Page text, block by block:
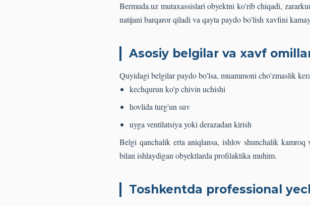
Bermuda.uz mutaxassislari obyektni ko'rib chiqadi,
natijani barqaror qiladi va qayta paydo bo'lish xavfini
Asosiy belgilar va xavf
Quyidagi belgilar paydo bo'lsa, muammoni cho'zmaslik
kechqurun ko'p chivin uchishi
hovlida turg'un suv
uyga ventilatsiya yoki derazadan kirish
Belgi qanchalik erta aniqlansa, ishlov shunchalik
bilan ishlaydigan obyektlarda profilaktika muhim.
Toshkentda professional